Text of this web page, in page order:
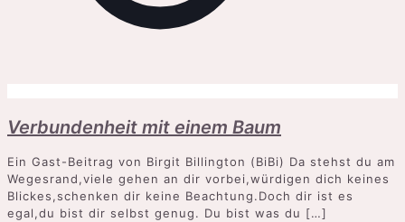
Verbundenheit mit einem Baum
Ein Gast-Beitrag von Birgit Billington (BiBi) Da stehst du am
Wegesrand,viele gehen an dir vorbei,würdigen dich keines
Blickes,schenken dir keine Beachtung.Doch dir ist es
egal,du bist dir selbst genug. Du bist was du […]